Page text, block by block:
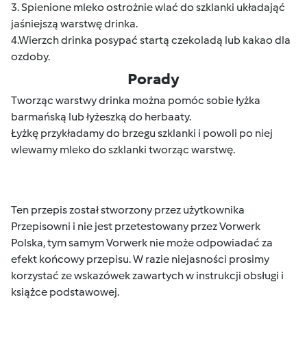
3. Spienione mleko ostrożnie wlać do szklanki układająć
jaśniejszą warstwę drinka.
4.Wierzch drinka posypać startą czekoladą lub kakao dla
ozdoby.
Porady
Tworząc warstwy drinka można pomóc sobie łyżka
barmańską lub łyżeszką do herbaaty.
Łyżkę przykładamy do brzegu szklanki i powoli po niej
wlewamy mleko do szklanki tworząc warstwę.
Ten przepis został stworzony przez użytkownika
Przepisowni i nie jest przetestowany przez Vorwerk
Polska, tym samym Vorwerk nie może odpowiadać za
efekt końcowy przepisu. W razie niejasności prosimy
korzystać ze wskazówek zawartych w instrukcji obsługi i
książce podstawowej.